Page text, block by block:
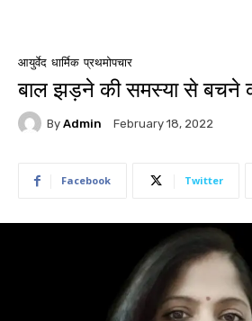
आयुर्वेद धार्मिक प्रथमोपचार
बाल झड़ने की समस्या से बचने
By Admin February 18, 2022
Facebook Twitter